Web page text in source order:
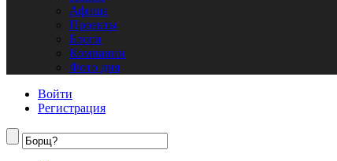
Афиша
Проекты
Блоги
Компании
Фото дня
Войти
Регистрация